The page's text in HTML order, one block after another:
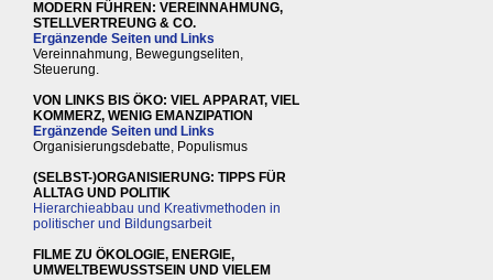
MODERN FÜHREN: VEREINNAHMUNG,
STELLVERTREUNG & CO.
Ergänzende Seiten und Links
Vereinnahmung, Bewegungseliten,
Steuerung.
VON LINKS BIS ÖKO: VIEL APPARAT, VIEL
KOMMERZ, WENIG EMANZIPATION
Ergänzende Seiten und Links
Organisierungsdebatte, Populismus
(SELBST-)ORGANISIERUNG: TIPPS FÜR
ALLTAG UND POLITIK
Hierarchieabbau und Kreativmethoden in
politischer und Bildungsarbeit
FILME ZU ÖKOLOGIE, ENERGIE,
UMWELTBEWUSSTSEIN UND VIELEM